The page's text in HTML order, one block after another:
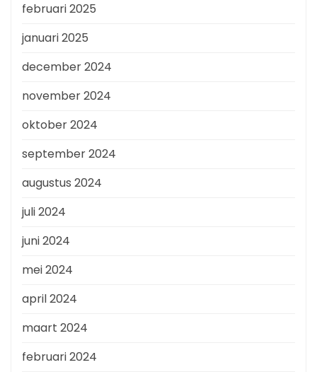
februari 2025
januari 2025
december 2024
november 2024
oktober 2024
september 2024
augustus 2024
juli 2024
juni 2024
mei 2024
april 2024
maart 2024
februari 2024